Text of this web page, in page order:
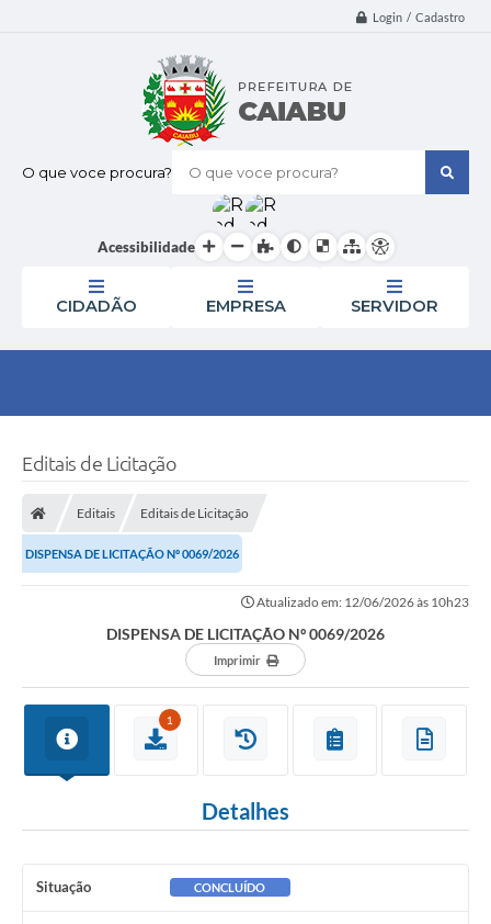
Login / Cadastro
O que voce procura?
Acessibilidade
CIDADÃO EMPRESA SERVIDOR
Editais de Licitação
Editais Editais de Licitação
DISPENSA DE LICITAÇÃO Nº 0069/2026
Atualizado em: 12/06/2026 às 10h23
DISPENSA DE LICITAÇÃO Nº 0069/2026
Imprimir
1
Detalhes
Situação CONCLUÍDO